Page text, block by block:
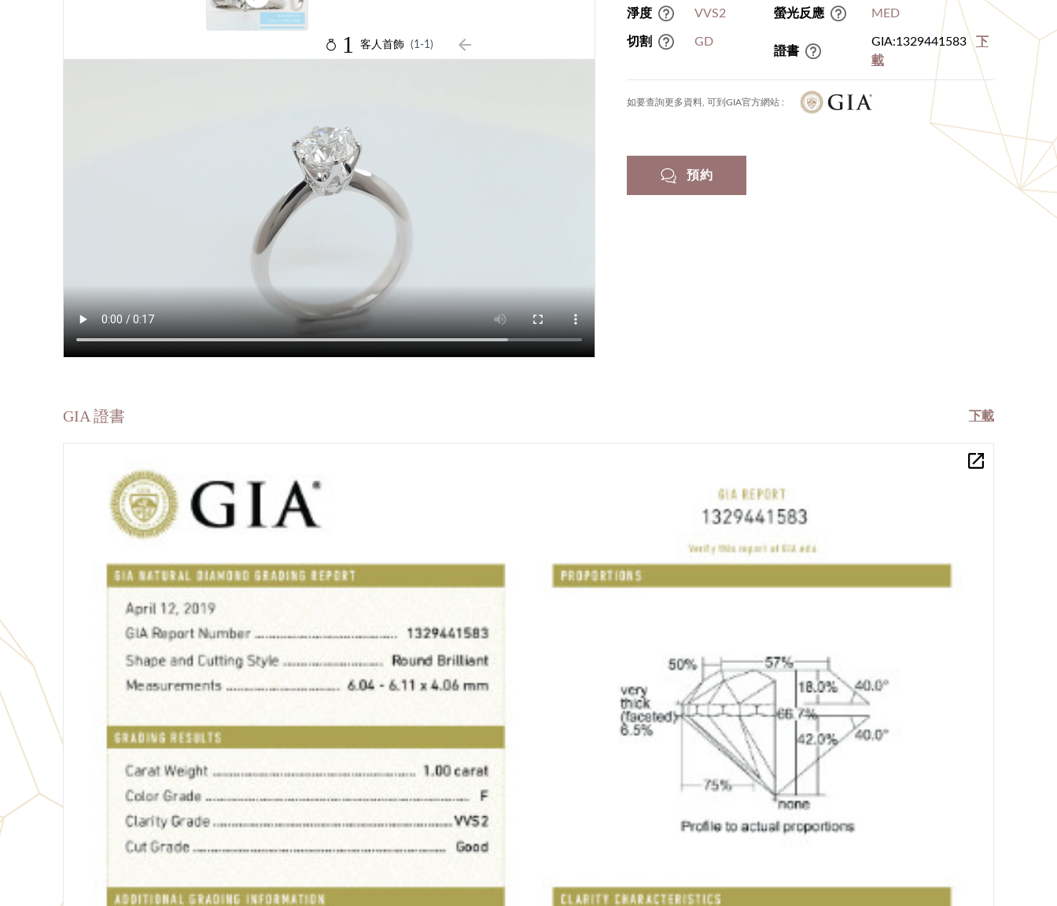
1 客人首飾 (1-1)
淨度 VVS2
切割 GD
螢光反應 MED
證書
GIA:1329441583
下
載
如要查詢更多資料, 可到GIA官方網站 :
預約
GIA 證書 下載